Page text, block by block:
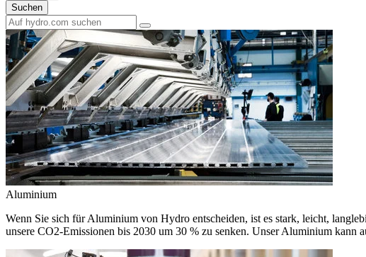
Suchen
Aluminium
Wenn Sie sich für Aluminium von Hydro entscheiden, ist es stark, leicht,
unsere CO2-Emissionen bis 2030 um 30 % zu senken. Unser Aluminium kann